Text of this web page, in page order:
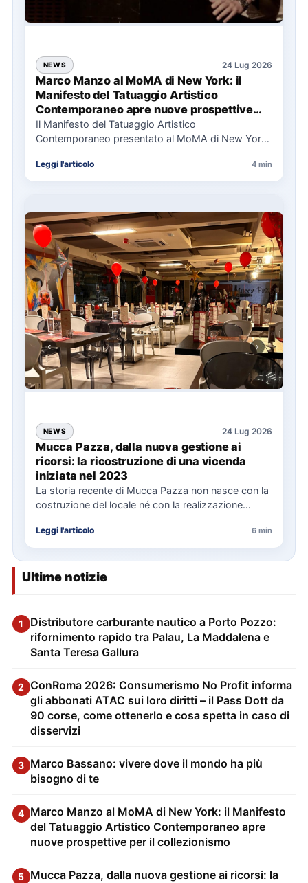
NEWS 24 Lug 2026
Marco Manzo al MoMA di New York: il
Manifesto del Tatuaggio Artistico
Contemporaneo apre nuove prospettive
per il collezionismo
Il Manifesto del Tatuaggio Artistico
Contemporaneo presentato al MoMA di New York
Leggi l'articolo 4 min
NEWS 24 Lug 2026
Mucca Pazza, dalla nuova gestione ai
ricorsi: la ricostruzione di una vicenda
iniziata nel 2023
La storia recente di Mucca Pazza non nasce con la
costruzione del locale né con la realizzazione
Leggi l'articolo 6 min
Ultime notizie
1
Distributore carburante nautico a Porto Pozzo:
rifornimento rapido tra Palau, La Maddalena e
Santa Teresa Gallura
2 ConRoma 2026: Consumerismo No Profit informa
gli abbonati ATAC sui loro diritti – il Pass Dott da
90 corse, come ottenerlo e cosa spetta in caso di
disservizi
3 Marco Bassano: vivere dove il mondo ha più
bisogno di te
4 Marco Manzo al MoMA di New York: il Manifesto
del Tatuaggio Artistico Contemporaneo apre
nuove prospettive per il collezionismo
5 Mucca Pazza, dalla nuova gestione ai ricorsi: la